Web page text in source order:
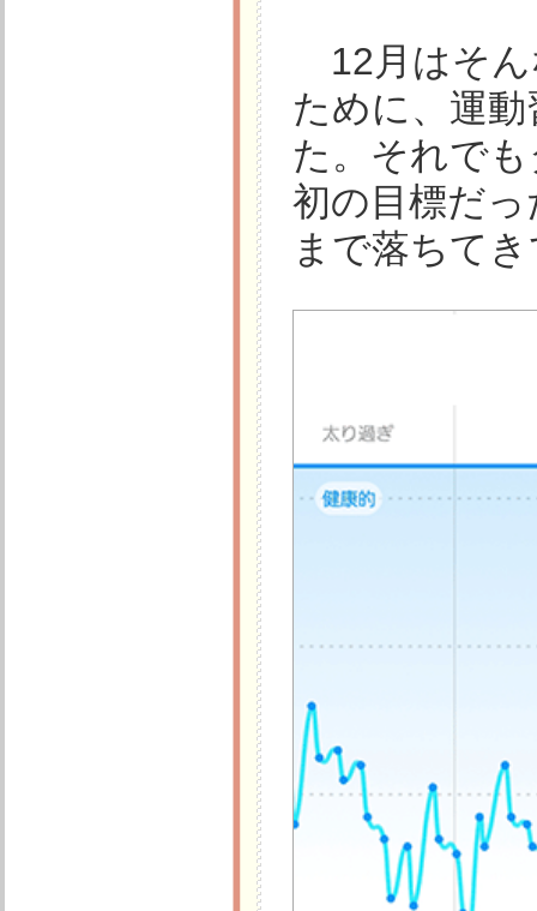
12月はそん
ために、運
た。それで
初の目標だ
まで落ちて